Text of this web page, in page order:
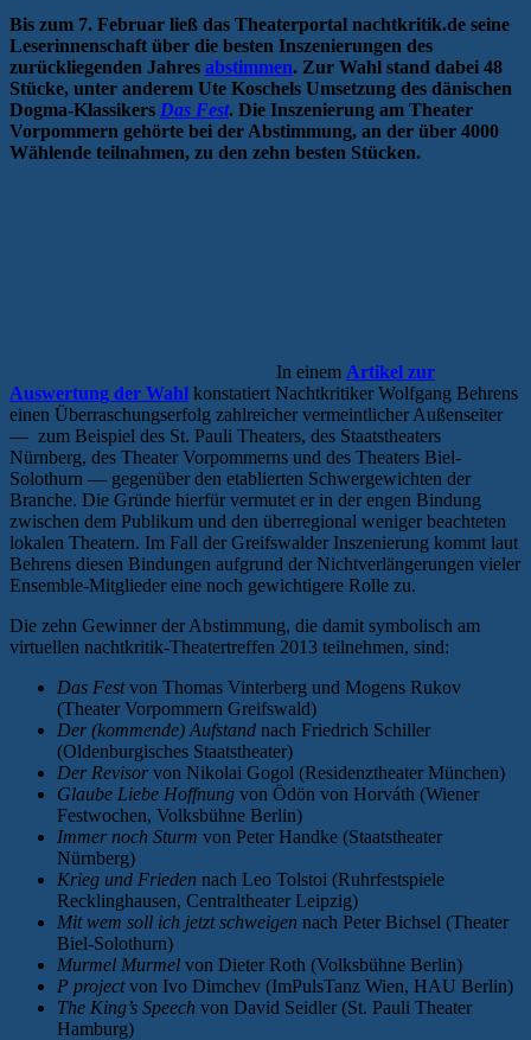
Bis zum 7. Februar ließ das Theaterportal nachtkritik.de seine
Leserinnenschaft über die besten Inszenierungen des
zurückliegenden Jahres abstimmen. Zur Wahl stand dabei 48
Stücke, unter anderem Ute Koschels Umsetzung des dänischen
Dogma-Klassikers Das Fest. Die Inszenierung am Theater
Vorpommern gehörte bei der Abstimmung, an der über 4000
Wählende teilnahmen, zu den zehn besten Stücken.
In einem Artikel zur
Auswertung der Wahl konstatiert Nachtkritiker Wolfgang Behrens
einen Überraschungserfolg zahlreicher vermeintlicher Außenseiter
— zum Beispiel des St. Pauli Theaters, des Staatstheaters
Nürnberg, des Theater Vorpommerns und des Theaters Biel-
Solothurn — gegenüber den etablierten Schwergewichten der
Branche. Die Gründe hierfür vermutet er in der engen Bindung
zwischen dem Publikum und den überregional weniger beachteten
lokalen Theatern. Im Fall der Greifswalder Inszenierung kommt laut
Behrens diesen Bindungen aufgrund der Nichtverlängerungen vieler
Ensemble-Mitglieder eine noch gewichtigere Rolle zu.
Die zehn Gewinner der Abstimmung, die damit symbolisch am
virtuellen nachtkritik-Theatertreffen 2013 teilnehmen, sind:
Das Festvon Thomas Vinterberg und Mogens Rukov
(Theater Vorpommern Greifswald)
Der (kommende) Aufstand nach Friedrich Schiller
(Oldenburgisches Staatstheater)
Der Revisor von Nikolai Gogol (Residenztheater München)
Glaube Liebe Hoffnung von Ödön von Horváth (Wiener
Festwochen, Volksbühne Berlin)
Immer noch Sturm von Peter Handke (Staatstheater
Nürnberg)
Krieg und Frieden nach Leo Tolstoi (Ruhrfestspiele
Recklinghausen, Centraltheater Leipzig)
Mit wem soll ich jetzt schweigen nach Peter Bichsel (Theater
Biel-Solothurn)
Murmel Murmel von Dieter Roth (Volksbühne Berlin)
P projectvon Ivo Dimchev (ImPulsTanz Wien, HAU Berlin)
The King’s Speech von David Seidler (St. Pauli Theater
Hamburg)